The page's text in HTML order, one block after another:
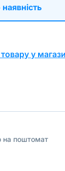
у
на поштомат